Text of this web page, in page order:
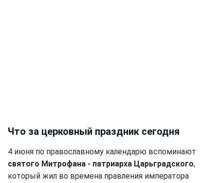
Что за церковный праздник сегодня
4 июня по православному календарю вспоминают
святого Митрофана - патриарха Царьградского,
который жил во времена правления императора